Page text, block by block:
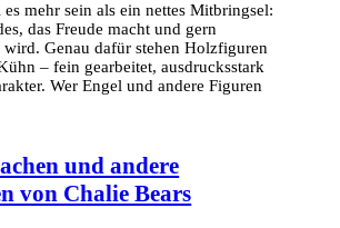
mehr sein als ein nettes Mitbringsel:
das Freude macht und gern
wird. Genau dafür stehen Holzfiguren
– fein gearbeitet, ausdrucksstark
Wer Engel und andere Figuren
und andere
von Chalie Bears